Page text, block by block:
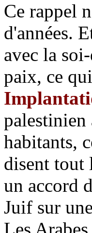
Ce rappel
d'années.
avec la
paix, ce
palestinien
habitants,
disent tout
un accord
Juif sur